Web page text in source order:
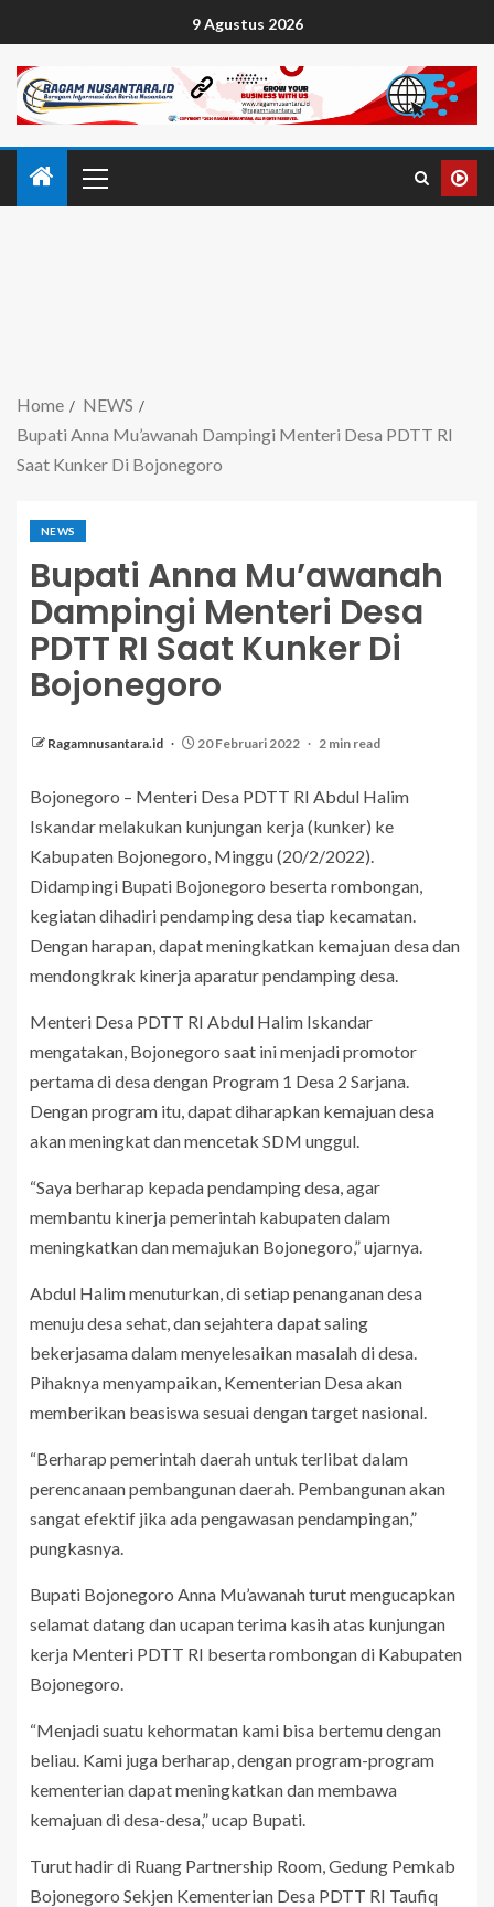
9 Agustus 2026
Home
NEWS
Bupati Anna Mu’awanah Dampingi Menteri Desa PDTT RI
Saat Kunker Di Bojonegoro
NEWS
Bupati Anna Mu’awanah
Dampingi Menteri Desa
PDTT RI Saat Kunker Di
Bojonegoro
Ragamnusantara.id 20 Februari 2022 2 min read
Bojonegoro – Menteri Desa PDTT RI Abdul Halim
Iskandar melakukan kunjungan kerja (kunker) ke
Kabupaten Bojonegoro, Minggu (20/2/2022).
Didampingi Bupati Bojonegoro beserta rombongan,
kegiatan dihadiri pendamping desa tiap kecamatan.
Dengan harapan, dapat meningkatkan kemajuan desa dan
mendongkrak kinerja aparatur pendamping desa.
Menteri Desa PDTT RI Abdul Halim Iskandar
mengatakan, Bojonegoro saat ini menjadi promotor
pertama di desa dengan Program 1 Desa 2 Sarjana.
Dengan program itu, dapat diharapkan kemajuan desa
akan meningkat dan mencetak SDM unggul.
“Saya berharap kepada pendamping desa, agar
membantu kinerja pemerintah kabupaten dalam
meningkatkan dan memajukan Bojonegoro,” ujarnya.
Abdul Halim menuturkan, di setiap penanganan desa
menuju desa sehat, dan sejahtera dapat saling
bekerjasama dalam menyelesaikan masalah di desa.
Pihaknya menyampaikan, Kementerian Desa akan
memberikan beasiswa sesuai dengan target nasional.
“Berharap pemerintah daerah untuk terlibat dalam
perencanaan pembangunan daerah. Pembangunan akan
sangat efektif jika ada pengawasan pendampingan,”
pungkasnya.
Bupati Bojonegoro Anna Mu’awanah turut mengucapkan
selamat datang dan ucapan terima kasih atas kunjungan
kerja Menteri PDTT RI beserta rombongan di Kabupaten
Bojonegoro.
“Menjadi suatu kehormatan kami bisa bertemu dengan
beliau. Kami juga berharap, dengan program-program
kementerian dapat meningkatkan dan membawa
kemajuan di desa-desa,” ucap Bupati.
Turut hadir di Ruang Partnership Room, Gedung Pemkab
Bojonegoro Sekjen Kementerian Desa PDTT RI Taufiq